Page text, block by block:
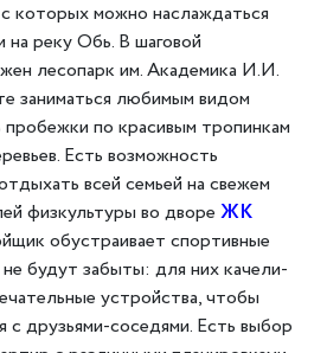
которых можно наслаждаться
на реку Обь. В шаговой
лесопарк им. Академика И.И.
заниматься любимым видом
по красивым тропинкам
Есть возможность
всей семьей на свежем
физкультуры во дворе ЖК
обустраивает спортивные
будут забыты: для них качели-
устройства, чтобы
с друзьями-соседями. Есть выбор